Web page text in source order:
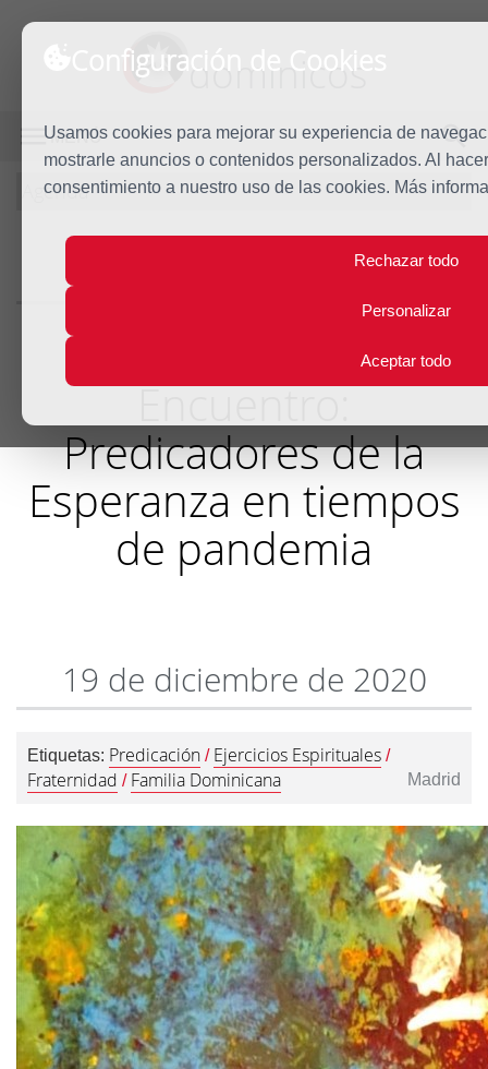
Configuración de Cookies
Usamos cookies para mejorar su experiencia de
mostrarle anuncios o contenidos personalizados. Al
consentimiento a nuestro uso de las cookies. Más
Rechazar todo
Personalizar
Aceptar todo
dominicos
MENÚ
Agenda
Encuentro:
Predicadores de la
Esperanza en tiempos
de pandemia
19 de diciembre de 2020
Etiquetas: Predicación / Ejercicios Espirituales /
Fraternidad / Familia Dominicana Madrid